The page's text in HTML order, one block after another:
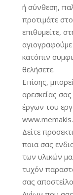
ή σύνθεση,
προτιμάτε
επιθυμείτε,
αγιογραφούμε
κατόπιν
θελήσετε.
Επίσης,
αρεσκείας
έργων του
Δείτε
ποια σας
των υλικών
τυχόν
σας